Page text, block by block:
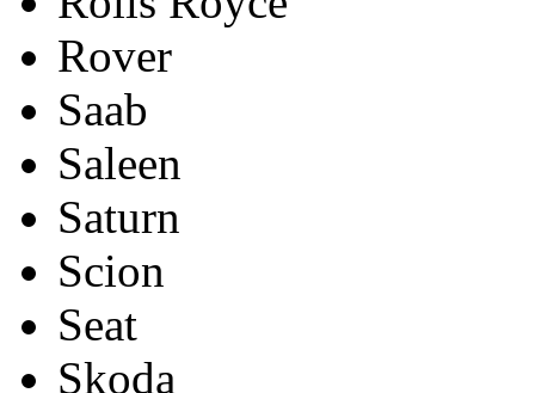
Rover
Saab
Saleen
Saturn
Scion
Seat
Skoda